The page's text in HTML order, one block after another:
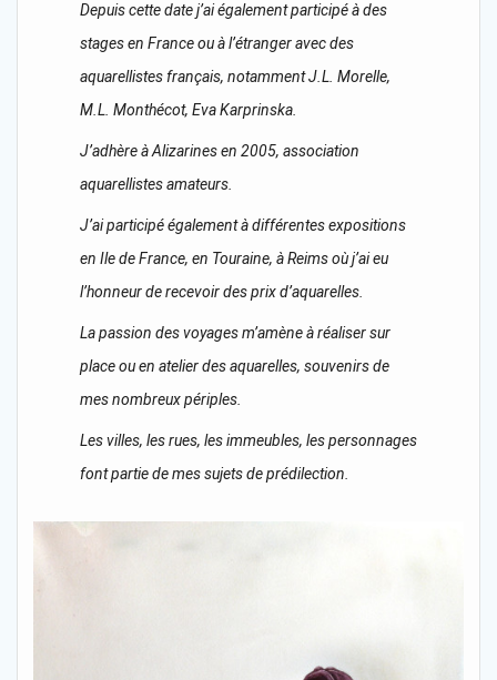
Depuis cette date j’ai également participé à des
stages en France ou à l’étranger avec des
aquarellistes français, notamment J.L. Morelle,
M.L. Monthécot, Eva Karprinska.
J’adhère à Alizarines en 2005, association
aquarellistes amateurs.
J’ai participé également à différentes expositions
en Ile de France, en Touraine, à Reims où j’ai eu
l’honneur de recevoir des prix d’aquarelles.
La passion des voyages m’amène à réaliser sur
place ou en atelier des aquarelles, souvenirs de
mes nombreux périples.
Les villes, les rues, les immeubles, les personnages
font partie de mes sujets de prédilection.